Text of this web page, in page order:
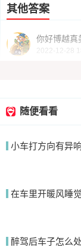
其他答案
你好博越真
2022-12-28
一般都是算百公里
我要回答
随便看看
小车打方向有异
在车里开暖风睡
醉驾后车子怎么